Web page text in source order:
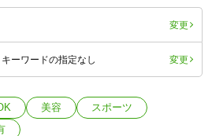
変更
ーワードの指定なし 変更
美容
スポーツ
見た」